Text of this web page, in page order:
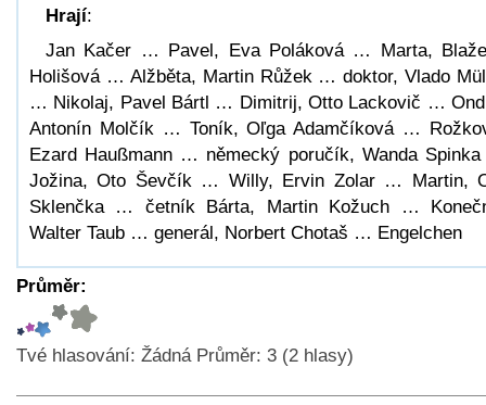
Hrají:
Jan Kačer … Pavel, Eva Poláková … Marta,
Holišová … Alžběta, Martin Růžek … doktor, Vlado
… Nikolaj, Pavel Bártl … Dimitrij, Otto Lackovič …
Antonín Molčík … Toník, Oľga Adamčíková …
Ezard Haußmann … německý poručík, Wanda
Jožina, Oto Ševčík … Willy, Ervin Zolar … Martin,
Sklenčka … četník Bárta, Martin Kožuch …
Walter Taub … generál, Norbert Chotaš … Engelchen
Průměr:
Tvé hlasování: Žádná Průměr: 3 (2 hlasy)